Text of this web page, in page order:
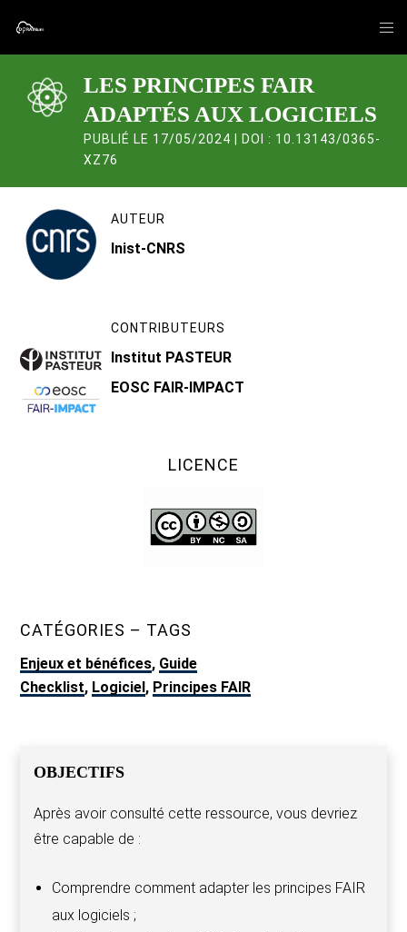
LES PRINCIPES FAIR
ADAPTÉS AUX LOGICIELS
PUBLIÉ LE 17/05/2024 | DOI : 10.13143/0365-
XZ76
AUTEUR
Inist-CNRS
CONTRIBUTEURS
Institut PASTEUR
EOSC FAIR-IMPACT
LICENCE
CATÉGORIES – TAGS
Enjeux et bénéfices, Guide
Checklist, Logiciel, Principes FAIR
OBJECTIFS
Après avoir consulté cette ressource, vous devriez
être capable de :
Comprendre comment adapter les principes FAIR
aux logiciels ;